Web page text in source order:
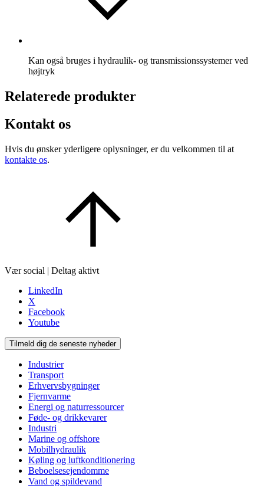
Kan også bruges i hydraulik- og transmissionssystemer ved
højtryk
Relaterede produkter
Kontakt os
Hvis du ønsker yderligere oplysninger, er du velkommen til at
kontakte os.
Vær social | Deltag aktivt
LinkedIn
X
Facebook
Youtube
Tilmeld dig de seneste nyheder
Industrier
Transport
Erhvervsbygninger
Fjernvarme
Energi og naturressourcer
Føde- og drikkevarer
Industri
Marine og offshore
Mobilhydraulik
Køling og luftkonditionering
Beboelsesejendomme
Vand og spildevand